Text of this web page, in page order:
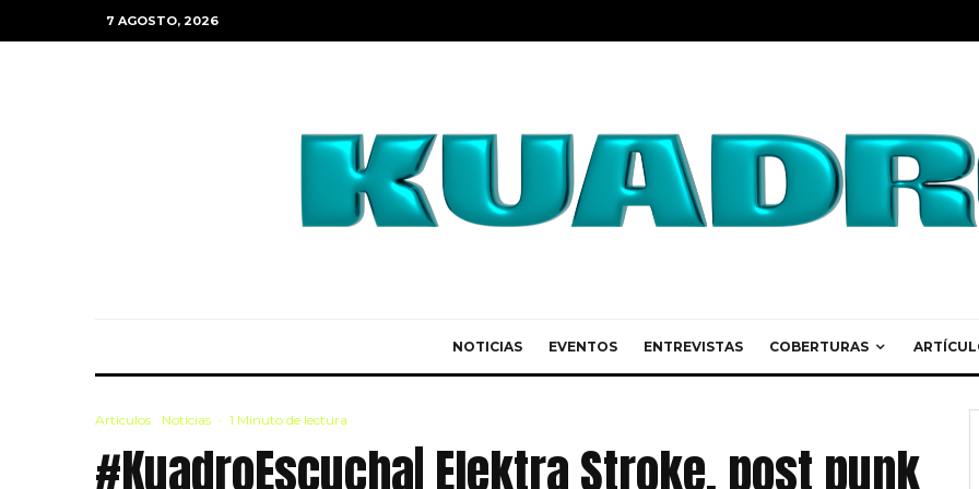
7 AGOSTO, 2026
NOTICIAS EVENTOS ENTREVISTAS COBERTURAS
Artículos Noticias · 1 Minuto de lectura
#KuadroEscucha| Elektra Stroke, post punk